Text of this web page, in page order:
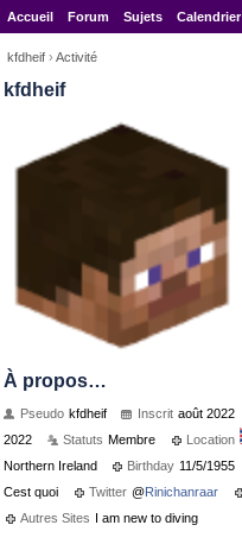
Accueil Forum Sujets Calendrier
kfdheif › Activité
kfdheif
À propos…
Pseudo kfdheif Inscrit août 2022
2022
Statuts Membre Location
Northern Ireland
Birthday 11/5/1955
Cest quoi
Twitter @Rinichanraar
Autres Sites I am new to diving